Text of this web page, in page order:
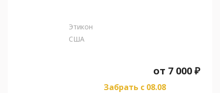
Этикон
США
от 7 000₽
Забрать c 08.08